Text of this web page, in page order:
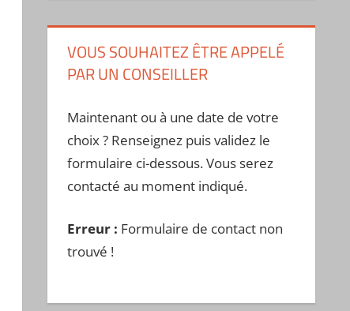
VOUS SOUHAITEZ ÊTRE APPELÉ
PAR UN CONSEILLER
Maintenant ou à une date de votre
choix ? Renseignez puis validez le
formulaire ci-dessous. Vous serez
contacté au moment indiqué.
Erreur : Formulaire de contact non
trouvé !